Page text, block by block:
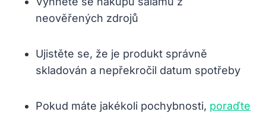
neověřených zdrojů
Ujistěte se, že je produkt správně
skladován a nepřekročil datum spotřeby
Pokud máte jakékoli pochybnosti, poraďte